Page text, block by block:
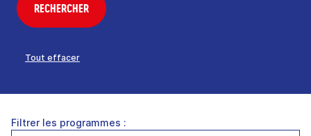
RECHERCHER
Tout effacer
Filtrer les programmes :